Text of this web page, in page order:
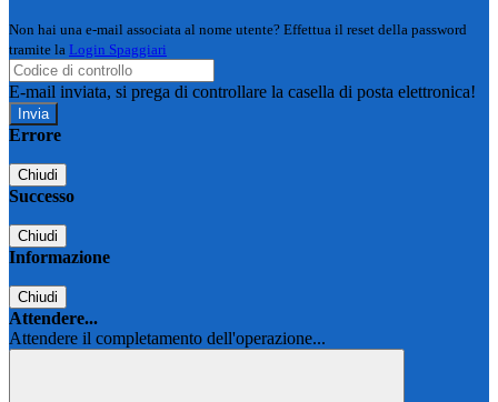
Non hai una e-mail associata al nome utente? Effettua il reset della password
tramite la Login Spaggiari
E-mail inviata, si prega di controllare la casella di posta elettronica!
Errore
Chiudi
Successo
Chiudi
Informazione
Chiudi
Attendere...
Attendere il completamento dell'operazione...